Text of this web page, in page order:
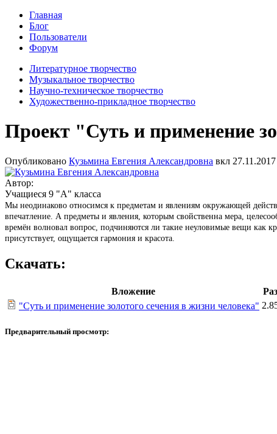
Главная
Блог
Пользователи
Форум
Литературное творчество
Музыкальное творчество
Научно-техническое творчество
Художественно-прикладное творчество
Проект "Суть и применение
Опубликовано Кузьмина Евгения Александровна вкл
Автор:
Учащиеся 9 "А" класса
Мы неодинаково относимся к предметам и явлениям окружающей
впечатление. А предметы и явления, которым свойственна мера,
времён волновал вопрос, подчиняются ли такие неуловимые вещи как
присутствует, ощущается гармония и красота.
Скачать:
Вложение
"Суть и применение золотого сечения в жизни человека"
Предварительный просмотр: